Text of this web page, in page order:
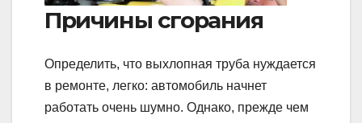
Причины сгорания
Определить, что выхлопная труба нуждается
в ремонте, легко: автомобиль начнет
работать очень шумно. Однако, прежде чем